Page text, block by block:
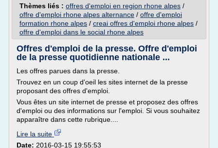
Thèmes liés : offres d'emploi en region rhone alpes /
offre d'emploi rhone alpes alternance / offre d'emploi
formation rhone alpes / creai offres d'emploi rhone alpes /
offre d'emploi dans le social rhone alpes
Offres d'emploi de la presse. Offre d'emploi
de la presse quotidienne nationale ...
Les offres parues dans la presse.
Trouvez en un coup d'oeil les sites internet de la presse
proposant des offres d'emploi.
Vous êtes un site internet de presse et proposez des offres
d'emploi ou des informations sur l'emploi. Si vous souhaitez
apparaître dans cette rubrique....
Lire la suite
Date: 2016-03-15 19:55:53